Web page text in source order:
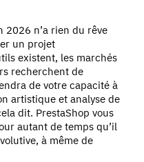
2026 n’a rien du rêve
un projet
existent, les marchés
recherchent de
de votre capacité à
artistique et analyse de
dit. PrestaShop vous
autant de temps qu’il
à même de